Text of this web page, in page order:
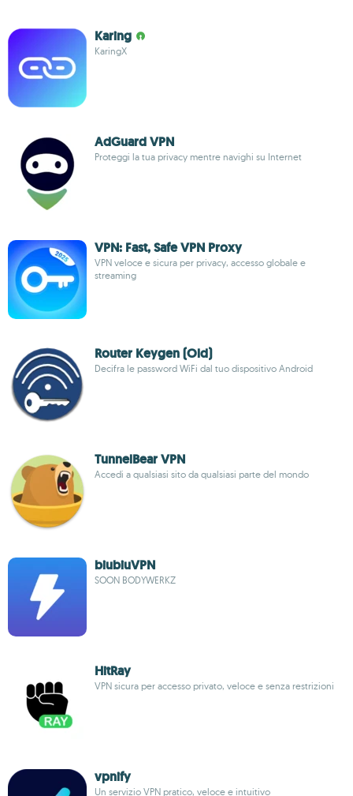
Karing
KaringX
AdGuard VPN
Proteggi la tua privacy mentre navighi su Internet
VPN: Fast, Safe VPN Proxy
VPN veloce e sicura per privacy, accesso globale e
streaming
Router Keygen (Old)
Decifra le password WiFi dal tuo dispositivo Android
TunnelBear VPN
Accedi a qualsiasi sito da qualsiasi parte del mondo
biubiuVPN
SOON BODYWERKZ
HitRay
VPN sicura per accesso privato, veloce e senza restrizioni
vpnify
Un servizio VPN pratico, veloce e intuitivo